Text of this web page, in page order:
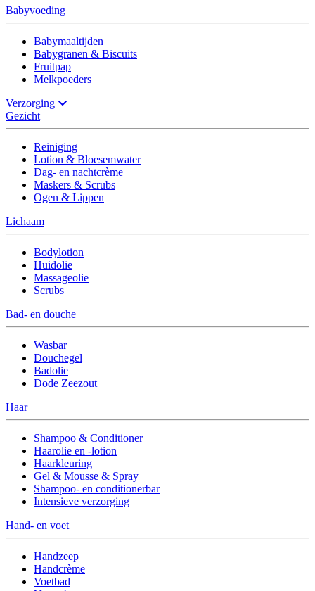
Babyvoeding
Babymaaltijden
Babygranen & Biscuits
Fruitpap
Melkpoeders
Verzorging
Gezicht
Reiniging
Lotion & Bloesemwater
Dag- en nachtcrème
Maskers & Scrubs
Ogen & Lippen
Lichaam
Bodylotion
Huidolie
Massageolie
Scrubs
Bad- en douche
Wasbar
Douchegel
Badolie
Dode Zeezout
Haar
Shampoo & Conditioner
Haarolie en -lotion
Haarkleuring
Gel & Mousse & Spray
Shampoo- en conditionerbar
Intensieve verzorging
Hand- en voet
Handzeep
Handcrème
Voetbad